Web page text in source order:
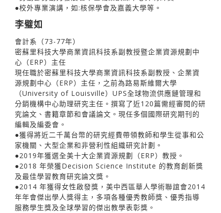
●校外專業演講，如:核保學會及嘉義大學等。
李璧如
會計系（73-77年）
密蘇里科技大學商業資訊科技系副教授暨企業資源規劃中
心（ERP）主任
現任職於密蘇里科技大學商業資訊科技系副教授、企業資
源規劃中心（ERP）主任，之前為路易斯維爾大學
（University of Louisville）UPS全球物流供應鏈管理和
分銷機構中心助理研究主任。撰寫了近120篇需經審閱的研
究論文、書籍章節和會議論文。現任多個國際研究期刊的
編輯及編委會。
●獲得將近二千萬台幣的研究經費帶領教師和學生從事和公
家機關、大型企業和非營利性組織研究計劃。
●2019年獲選全美十大企業資源規劃（ERP）教授。
●2018 年榮獲Decision Science Institute 的教育創新獎
及最佳學習教育研究論文獎。
●2014 年獲得女性啟發獎，美中西區華人學術聯誼會2014
年年會傑出學人獎得主，多項各種優秀教師獎、優秀指導
服務學生獎及全球學習的傑出教學表彰獎。